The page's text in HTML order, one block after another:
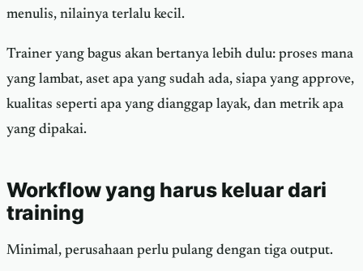
menulis, nilainya terlalu kecil.
Trainer yang bagus akan bertanya lebih dulu: proses mana
yang lambat, aset apa yang sudah ada, siapa yang approve,
kualitas seperti apa yang dianggap layak, dan metrik apa
yang dipakai.
Workflow yang harus keluar dari
training
Minimal, perusahaan perlu pulang dengan tiga output.